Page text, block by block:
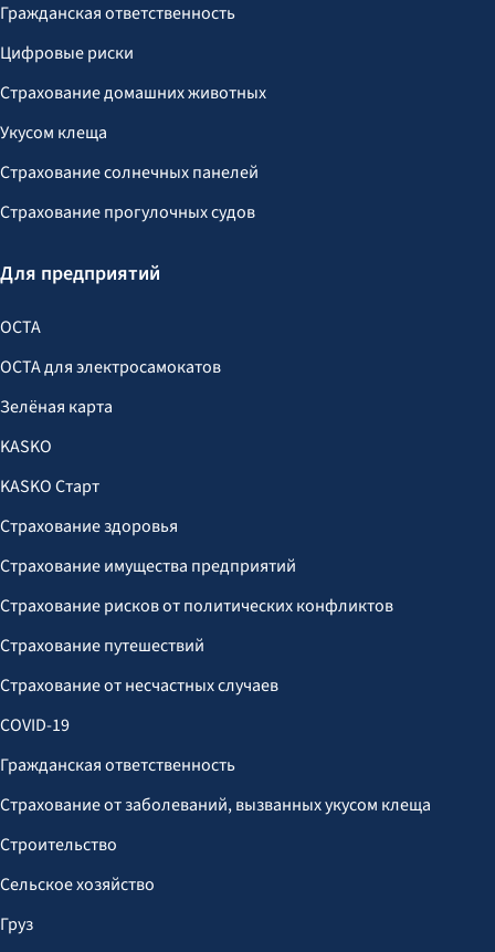
Гражданская ответственность
Цифровые риски
Страхование домашних животных
Укусом клеща
Страхование солнечных панелей
Страхование прогулочных судов
Для предприятий
OCTA
OCTA для электросамокатов
Зелёная карта
KASKO
KASKO Старт
Страхование здоровья
Страхование имущества предприятий
Страхование рисков от политических конфликтов
Страхование путешествий
Страхование от несчастных случаев
COVID-19
Гражданская ответственность
Страхование от заболеваний, вызванных укусом клеща
Строительство
Сельское хозяйство
Груз